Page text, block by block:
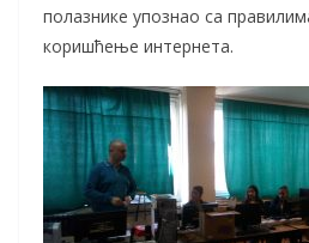
полазнике упознао са
коришћење интернета.